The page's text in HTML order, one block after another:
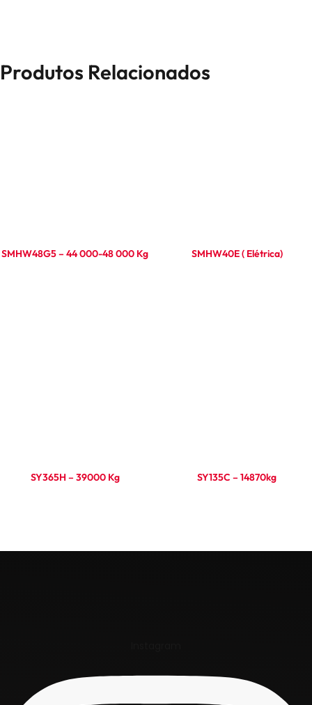
Produtos Relacionados
SMHW48G5 – 44 000-48 000 Kg SMHW40E ( Elétrica)
SY365H – 39000 Kg SY135C – 14870kg